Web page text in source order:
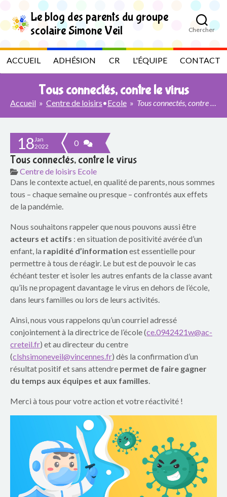
i
p
o
h
t
L
e
l
g
d
e
s
p
a
r
e
n
t
s
d
u
g
Le blog des parents du groupe
scolaire Simone Veil
Chercher
ACCUEIL ADHÉSION CR L'ÉQUIPE CONTACT
Tous connectés, contre le virus
Accueil » Centre de loisirs•Ecole » Tous connectés, contre le virus
18Jan
2022
0
Tous connectés, contre le virus
Centre de loisirs Ecole
Dans le contexte actuel, en qualité de parents, nous sommes
tous – chaque semaine ou presque – confrontés aux effets
de la pandémie.
Nous souhaitons rappeler que nous pouvons aussi être
acteurs et actifs : en situation de positivité avérée d’un
enfant, la rapidité d’information est essentielle pour
permettre à tous de réagir. Le but est de pouvoir le cas
échéant tester et isoler les autres enfants de la classe avant
qu’ils ne propagent davantage le virus en dehors de l’école,
dans leurs familles ou lors de leurs activités.
Ainsi, nous vous rappelons qu’un courriel adressé
conjointement à la directrice de l’école (ce.0942421w@ac-
creteil.fr) et au directeur du centre
(clshsimoneveil@vincennes.fr) dès la confirmation d’un
résultat positif et sans attendre permet de faire gagner
du temps aux équipes et aux familles.
Merci à tous pour votre action et votre réactivité !